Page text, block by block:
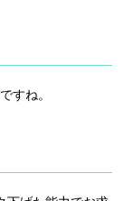
すね。